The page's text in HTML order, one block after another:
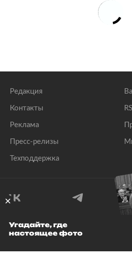
Редакция
Контакты
Реклама
Пресс-релизы
Техподдержка
© 1999–2026 Все права
Угадайте, где
настоящее фото